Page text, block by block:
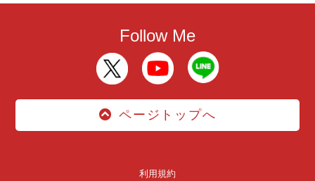
Follow Me
ページトップへ
利用規約